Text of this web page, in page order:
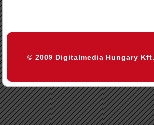
© 2009 Digitalmedia Hungary Kft.